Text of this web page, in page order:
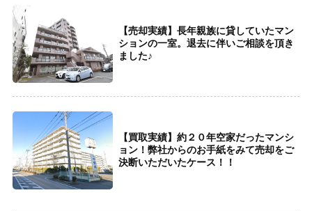
【売却実績】長年親族に貸していたマン
ションの一室。退去に伴いご相談を頂き
ました♪
【買取実績】約２０年空家だったマンシ
ョン！弊社からのお手紙をみて売却をご
決断いただいたケース！！